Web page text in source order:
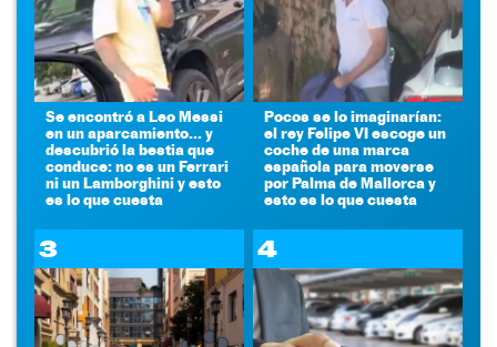
Se encontró a Leo Messi
en un aparcamiento... y
descubrió la bestia que
conduce: no es un Ferrari
ni un Lamborghini y esto
es lo que cuesta
Pocos se lo imaginarían:
el rey Felipe VI escoge un
coche de una marca
española para moverse
por Palma de Mallorca y
esto es lo que cuesta
3 4